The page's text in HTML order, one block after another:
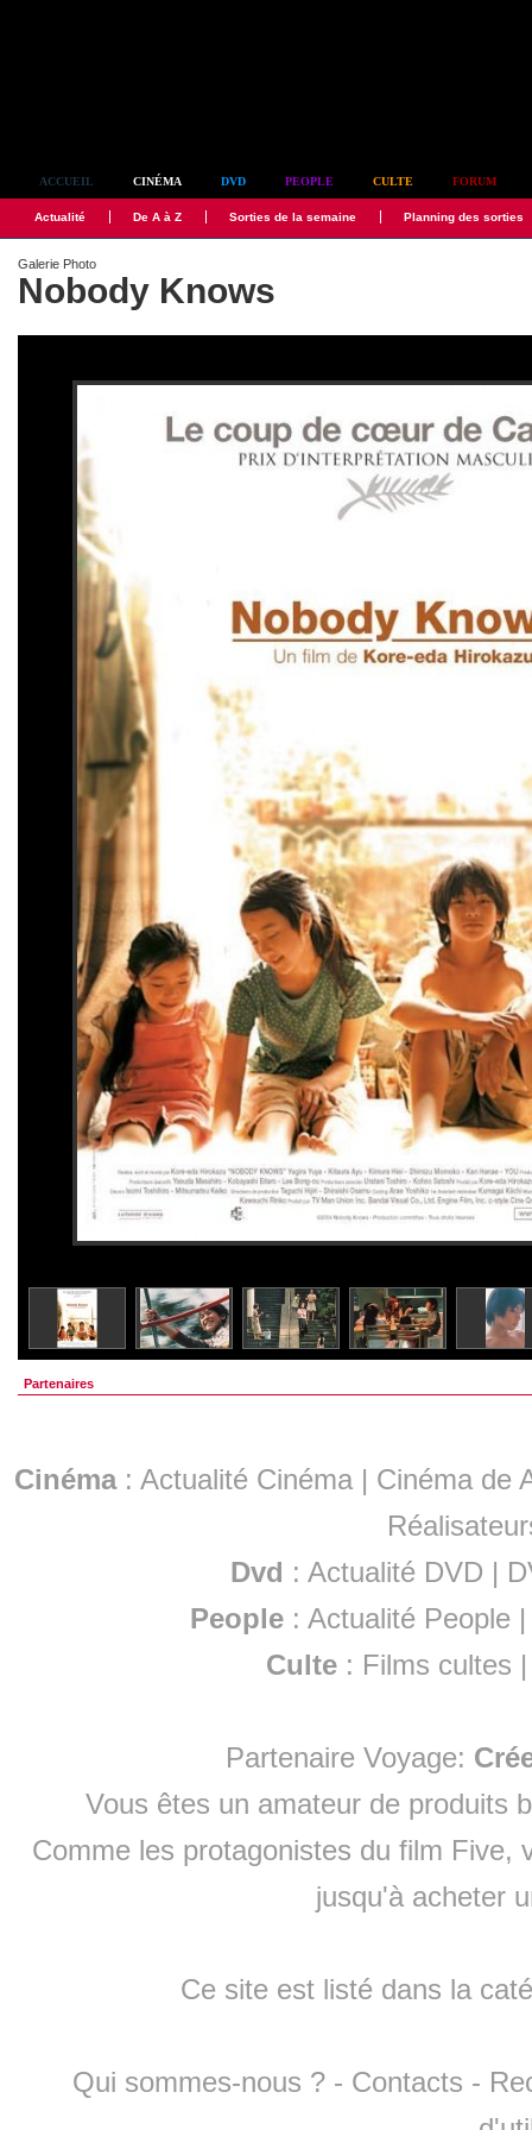
ACCUEIL CINÉMA DVD PEOPLE CULTE FORUM
Actualité De A à Z Sorties de la semaine Planning des sorties
Galerie Photo
Nobody Knows
Partenaires
Cinéma: Actualité Cinéma | Cinéma de
Dvd : Actualité DVD |
People :Actualité People
Culte : Films cultes
Partenaire Voyage:
Vous êtes un amateur de produits
Comme les protagonistes du film Five,
jusqu'à acheter
Ce site est listé dans la
Qui sommes-nous ? - Contacts -